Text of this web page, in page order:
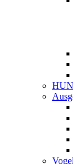
Vogel